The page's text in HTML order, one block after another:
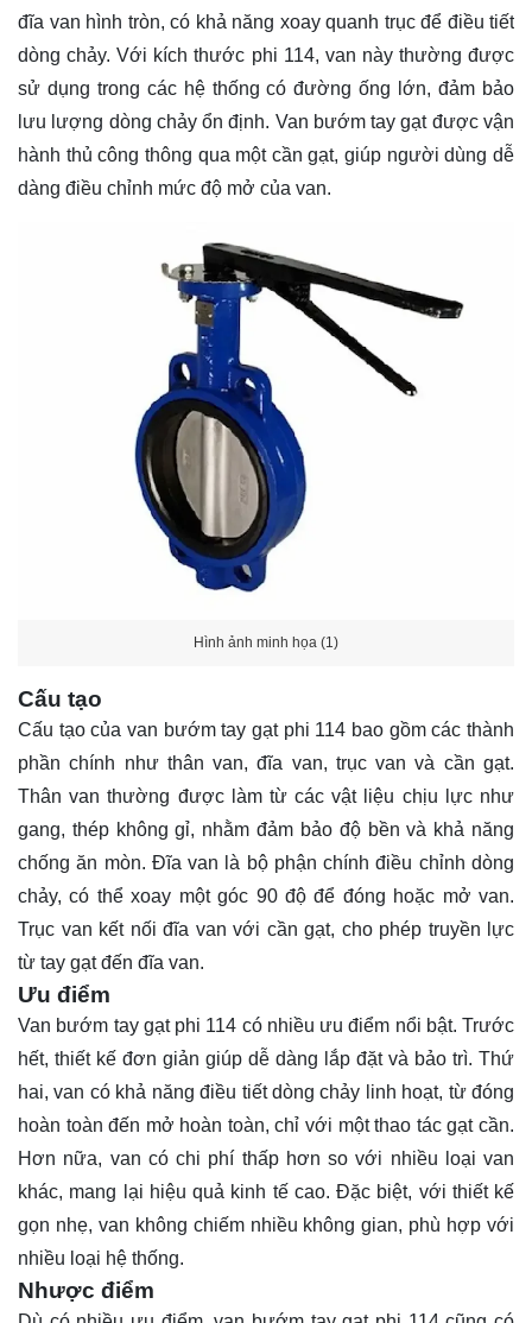
đĩa van hình tròn, có khả năng xoay quanh trục để điều tiết
dòng chảy. Với kích thước phi 114, van này thường được
sử dụng trong các hệ thống có đường ống lớn, đảm bảo
lưu lượng dòng chảy ổn định. Van bướm tay gạt được vận
hành thủ công thông qua một cần gạt, giúp người dùng dễ
dàng điều chỉnh mức độ mở của van.
Hình ảnh minh họa (1)
Cấu tạo
Cấu tạo của van bướm tay gạt phi 114 bao gồm các thành
phần chính như thân van, đĩa van, trục van và cần gạt.
Thân van thường được làm từ các vật liệu chịu lực như
gang, thép không gỉ, nhằm đảm bảo độ bền và khả năng
chống ăn mòn. Đĩa van là bộ phận chính điều chỉnh dòng
chảy, có thể xoay một góc 90 độ để đóng hoặc mở van.
Trục van kết nối đĩa van với cần gạt, cho phép truyền lực
từ tay gạt đến đĩa van.
Ưu điểm
Van bướm tay gạt phi 114 có nhiều ưu điểm nổi bật. Trước
hết, thiết kế đơn giản giúp dễ dàng lắp đặt và bảo trì. Thứ
hai, van có khả năng điều tiết dòng chảy linh hoạt, từ đóng
hoàn toàn đến mở hoàn toàn, chỉ với một thao tác gạt cần.
Hơn nữa, van có chi phí thấp hơn so với nhiều loại van
khác, mang lại hiệu quả kinh tế cao. Đặc biệt, với thiết kế
gọn nhẹ, van không chiếm nhiều không gian, phù hợp với
nhiều loại hệ thống.
Nhược điểm